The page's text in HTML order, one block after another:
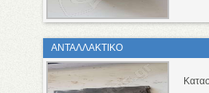
ΑΝΤΑΛΛΑΚΤΙΚΟ